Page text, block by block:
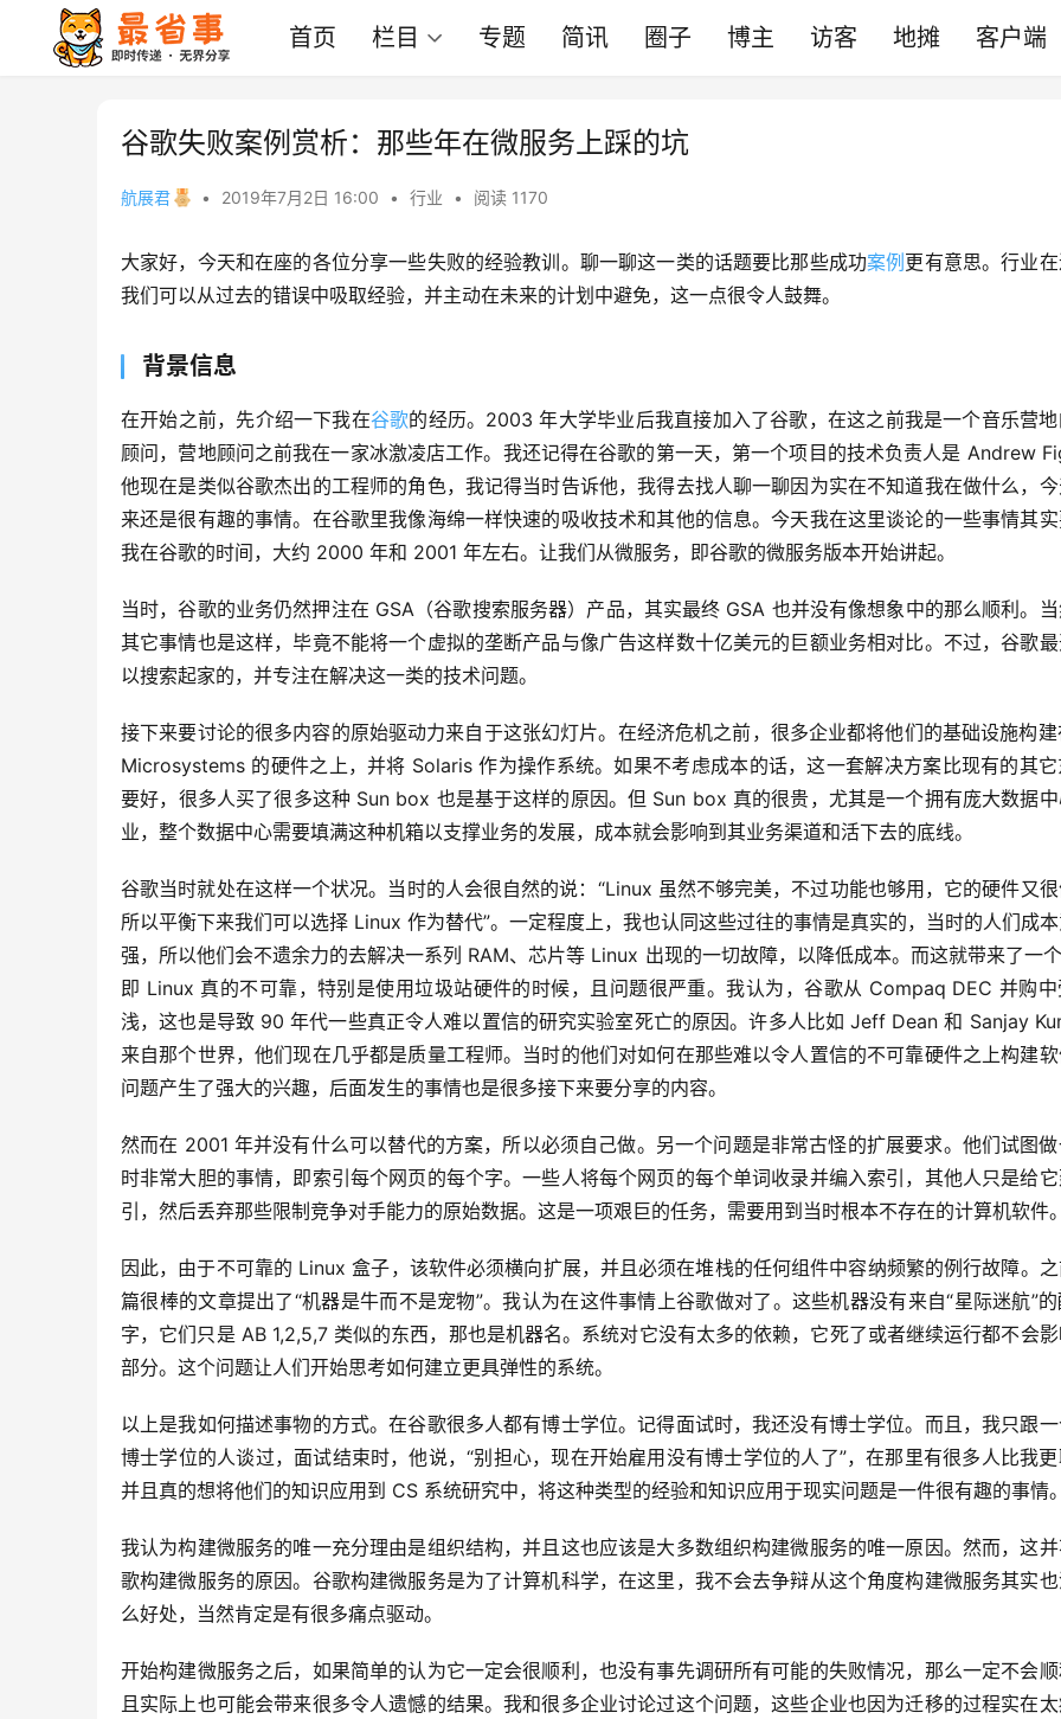
首页 栏目 专题 简讯 圈子 博主 访客 地摊 客户端
谷歌失败案例赏析：那些年在微服务上踩的坑
航展君 • 2019年7月2日 16:00 • 行业 • 阅读 1170
大家好，今天和在座的各位分享一些失败的经验教训。聊一聊这一类的话题要比那些成功案例 更有意思。行业在
我们可以从过去的错误中吸取经验，并主动在未来的计划中避免，这一点很令人鼓舞。
背景信息
在开始之前，先介绍一下我在谷歌的经历。2003 年大学毕业后我直接加入了谷歌，在这之前我是一个音乐营
顾问，营地顾问之前我在一家冰激凌店工作。我还记得在谷歌的第一天，第一个项目的技术负责人是 Andrew
他现在是类似谷歌杰出的工程师的角色，我记得当时告诉他，我得去找人聊一聊因为实在不知道我在做什么，
来还是很有趣的事情。在谷歌里我像海绵一样快速的吸收技术和其他的信息。今天我在这里谈论的一些事情其
我在谷歌的时间，大约 2000 年和 2001 年左右。让我们从微服务，即谷歌的微服务版本开始讲起。
当时，谷歌的业务仍然押注在 GSA（谷歌搜索服务器）产品，其实最终 GSA 也并没有像想象中的那么顺利。当
其它事情也是这样，毕竟不能将一个虚拟的垄断产品与像广告这样数十亿美元的巨额业务相对比。不过，谷歌
以搜索起家的，并专注在解决这一类的技术问题。
接下来要讨论的很多内容的原始驱动力来自于这张幻灯片。在经济危机之前，很多企业都将他们的基础设施构
Microsystems 的硬件之上，并将 Solaris 作为操作系统。如果不考虑成本的话，这一套解决方案比现有的其
要好，很多人买了很多这种 Sun box 也是基于这样的原因。但 Sun box 真的很贵，尤其是一个拥有庞大数据
业，整个数据中心需要填满这种机箱以支撑业务的发展，成本就会影响到其业务渠道和活下去的底线。
谷歌当时就处在这样一个状况。当时的人会很自然的说：“Linux 虽然不够完美，不过功能也够用，它的硬件又很
所以平衡下来我们可以选择 Linux 作为替代”。一定程度上，我也认同这些过往的事情是真实的，当时的人们成
强，所以他们会不遗余力的去解决一系列 RAM、芯片等 Linux 出现的一切故障，以降低成本。而这就带来了一
即 Linux 真的不可靠，特别是使用垃圾站硬件的时候，且问题很严重。我认为，谷歌从 Compaq DEC 并购中
浅，这也是导致 90 年代一些真正令人难以置信的研究实验室死亡的原因。许多人比如 Jeff Dean 和 Sanjay
来自那个世界，他们现在几乎都是质量工程师。当时的他们对如何在那些难以令人置信的不可靠硬件之上构建
问题产生了强大的兴趣，后面发生的事情也是很多接下来要分享的内容。
然而在 2001 年并没有什么可以替代的方案，所以必须自己做。另一个问题是非常古怪的扩展要求。他们试图做
时非常大胆的事情，即索引每个网页的每个字。一些人将每个网页的每个单词收录并编入索引，其他人只是给
引，然后丢弃那些限制竞争对手能力的原始数据。这是一项艰巨的任务，需要用到当时根本不存在的计算机软件。
因此，由于不可靠的 Linux 盒子，该软件必须横向扩展，并且必须在堆栈的任何组件中容纳频繁的例行故障。
篇很棒的文章提出了“机器是牛而不是宠物”。我认为在这件事情上谷歌做对了。这些机器没有来自“星际迷航”
字，它们只是 AB 1,2,5,7 类似的东西，那也是机器名。系统对它没有太多的依赖，它死了或者继续运行都不会
部分。这个问题让人们开始思考如何建立更具弹性的系统。
以上是我如何描述事物的方式。在谷歌很多人都有博士学位。记得面试时，我还没有博士学位。而且，我只跟
博士学位的人谈过，面试结束时，他说，“别担心，现在开始雇用没有博士学位的人了”，在那里有很多人比我更
并且真的想将他们的知识应用到 CS 系统研究中，将这种类型的经验和知识应用于现实问题是一件很有趣的事情。
我认为构建微服务的唯一充分理由是组织结构，并且这也应该是大多数组织构建微服务的唯一原因。然而，这
歌构建微服务的原因。谷歌构建微服务是为了计算机科学，在这里，我不会去争辩从这个角度构建微服务其实
么好处，当然肯定是有很多痛点驱动。
开始构建微服务之后，如果简单的认为它一定会很顺利，也没有事先调研所有可能的失败情况，那么一定不会
且实际上也可能会带来很多令人遗憾的结果。我和很多企业讨论过这个问题，这些企业也因为迁移的过程实在太